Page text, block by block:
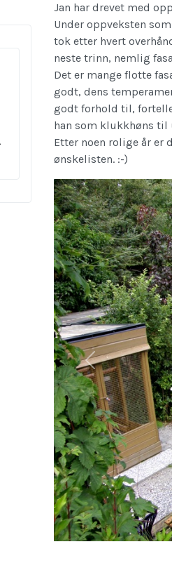
Jan har drevet med
Under oppveksten
tok etter hvert
neste trinn, nemlig
Det er mange flotte
godt, dens
godt forhold til,
han som klukkhøns til
Etter noen rolige år er
ønskelisten. :-)
Forrige